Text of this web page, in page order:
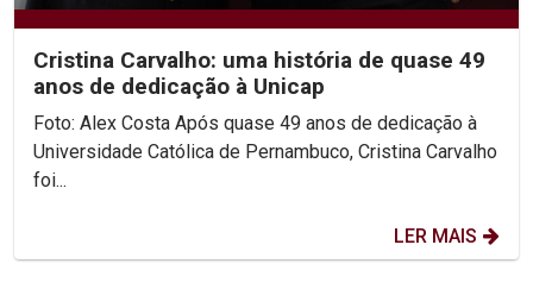
Cristina Carvalho: uma história de quase 49
anos de dedicação à Unicap
Foto: Alex Costa Após quase 49 anos de dedicação à
Universidade Católica de Pernambuco, Cristina Carvalho
foi...
LER MAIS